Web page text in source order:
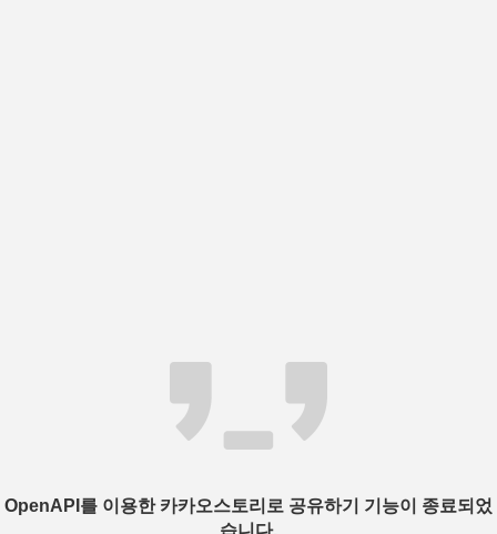
OpenAPI를 이용한 카카오스토리로 공유하기 기능이 종료되었
습니다.